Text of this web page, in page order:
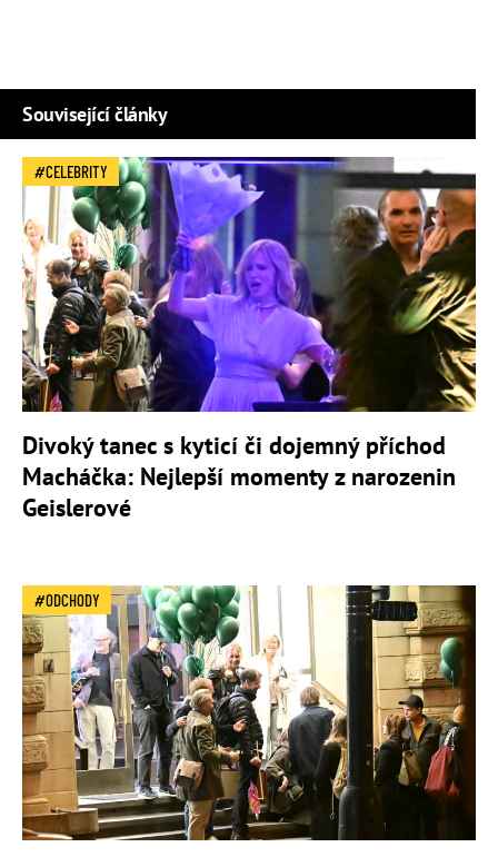
Související články
CELEBRITY
Divoký tanec s kyticí či dojemný příchod
Macháčka: Nejlepší momenty z narozenin
Geislerové
ODCHODY